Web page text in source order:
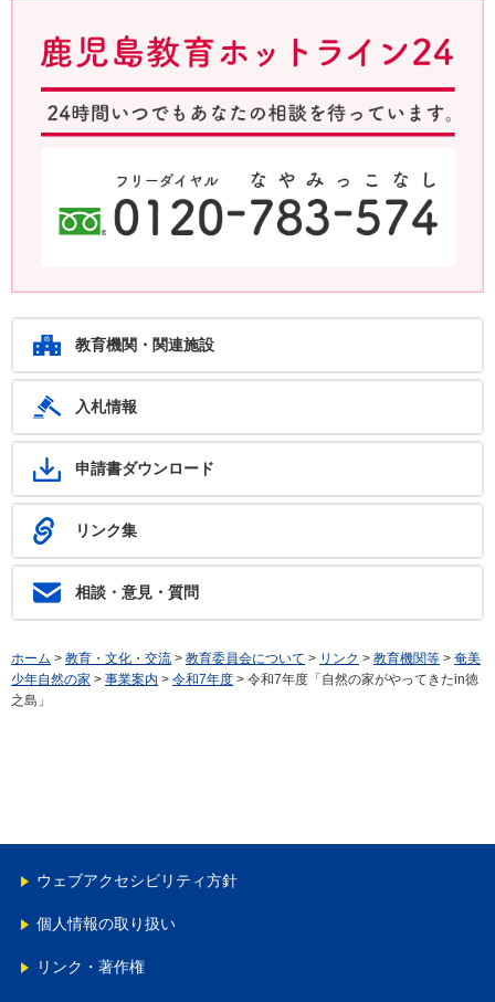
ます。フリーダイヤル：0120-783-574
教育機関・関連施設
入札情報
申請書ダウンロード
リンク集
相談・意見・質問
ホーム > 教育・文化・交流 > 教育委員会について > リンク > 教育機関等 > 奄美
少年自然の家 > 事業案内 > 令和7年度 > 令和7年度「自然の家がやってきたin徳
之島」
ウェブアクセシビリティ方針
個人情報の取り扱い
リンク・著作権